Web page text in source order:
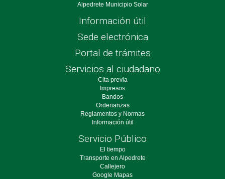
Alpedrete Municipio Solar
Información útil
Sede electrónica
Portal de trámites
Servicios al ciudadano
Cita previa
Impresos
Bandos
Ordenanzas
Reglamentos y Normas
Información útil
Servicio Público
El tiempo
Transporte en Alpedrete
Callejero
Google Mapas